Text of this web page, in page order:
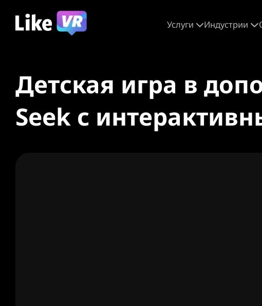
Услуги Индустрии
Детская игра в
Seek с